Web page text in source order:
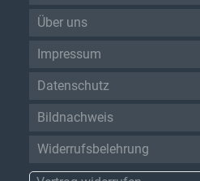
Über uns
Impressum
Datenschutz
Bildnachweis
Widerrufsbelehrung